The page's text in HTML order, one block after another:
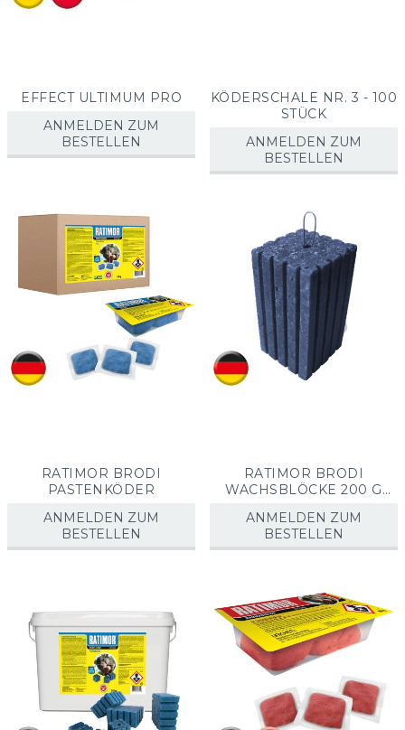
EFFECT ULTIMUM PRO
ANMELDEN ZUM
BESTELLEN
KÖDERSCHALE NR. 3 - 100
STÜCK
ANMELDEN ZUM
BESTELLEN
RATIMOR BRODI
PASTENKÖDER
ANMELDEN ZUM
BESTELLEN
RATIMOR BRODI
WACHSBLÖCKE 200 G
ANMELDEN ZUM
BESTELLEN